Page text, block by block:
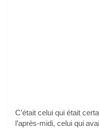
C’était celui qui était
l’après-midi, celui qui